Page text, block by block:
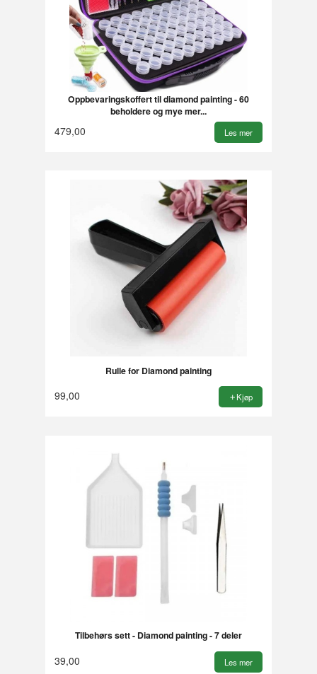
Oppbevaringskoffert til diamond painting - 60
beholdere og mye mer...
479,00 Les mer
Rulle for Diamond painting
99,00 Kjøp
Tilbehørs sett - Diamond painting - 7 deler
39,00 Les mer